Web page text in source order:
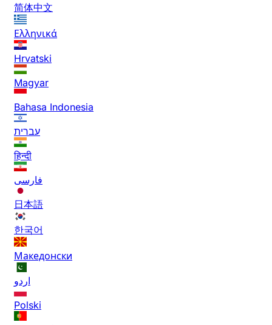
简体中文
Ελληνικά
Hrvatski
Magyar
Bahasa Indonesia
עברית
हिन्दी
فارسی
日本語
한국어
Македонски
اردو
Polski